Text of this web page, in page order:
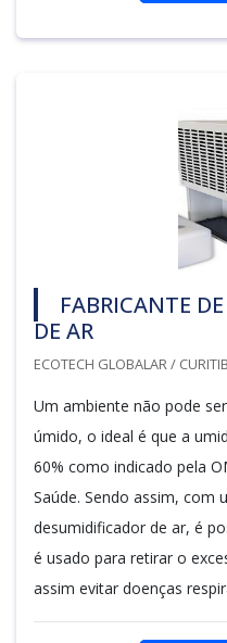
FABRICANTE
DE AR
ECOTECH GLOBALAR /
Um ambiente não pode
úmido, o ideal é que a
60% como indicado pela
Saúde. Sendo assim, com
desumidificador de ar, é
é usado para retirar o
assim evitar doenças